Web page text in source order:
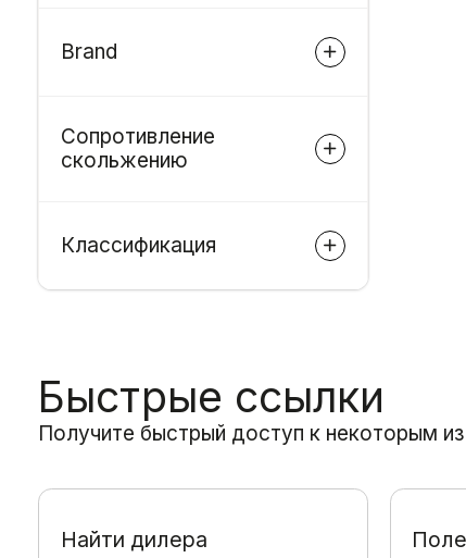
Brand
Сопротивление
скольжению
Классификация
Быстрые ссылки
Получите быстрый доступ к некоторым
Найти дилера